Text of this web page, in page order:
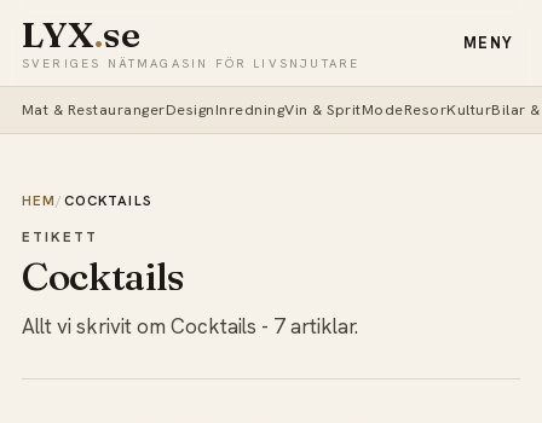
LYX.se
SVERIGES NÄTMAGASIN FÖR LIVSNJUTARE
MENY
Mat & RestaurangerDesignInredningVin & SpritModeResorKulturBilar
HEM / COCKTAILS
ETIKETT
Cocktails
Allt vi skrivit om Cocktails - 7 artiklar.